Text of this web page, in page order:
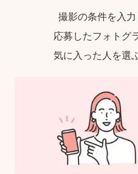
撮影の条件を入力
応募したフォトグ
気に入った人を選